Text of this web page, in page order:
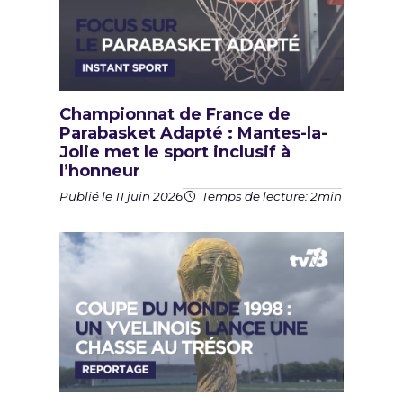
Championnat de France de
Parabasket Adapté : Mantes-la-
Jolie met le sport inclusif à
l’honneur
Publié le 11 juin 2026 Temps de lecture: 2min